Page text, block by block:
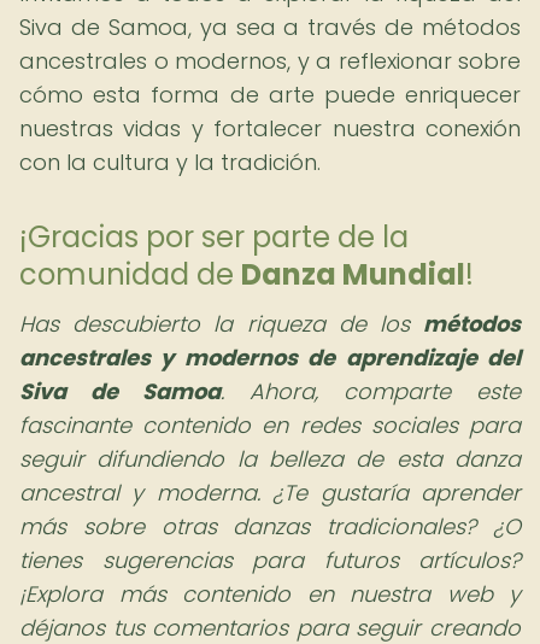
Siva de Samoa, ya sea a través de métodos
ancestrales o modernos, y a reflexionar sobre
cómo esta forma de arte puede enriquecer
nuestras vidas y fortalecer nuestra conexión
con la cultura y la tradición.
¡Gracias por ser parte de la
comunidad de Danza Mundial!
Has descubierto la riqueza de los métodos
ancestrales y modernos de aprendizaje del
Siva de Samoa. Ahora, comparte este
fascinante contenido en redes sociales para
seguir difundiendo la belleza de esta danza
ancestral y moderna. ¿Te gustaría aprender
más sobre otras danzas tradicionales? ¿O
tienes sugerencias para futuros artículos?
¡Explora más contenido en nuestra web y
déjanos tus comentarios para seguir creando